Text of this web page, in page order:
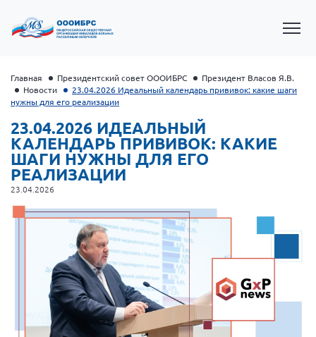
Президент Власов Я.В.
Первый вице-президент Кичигина Н. Ф.
Генеральный директор Матвиевская О.В.
Вице-президент Зрячева Н.В.
Вице-президент Шишлянников Ф.В.
Главная Президентский совет ОООИБРС
Президент Власов Я.В.
Новости
23.04.2026 Идеальный календарь прививок: какие шаги
нужны для его реализации
23.04.2026 ИДЕАЛЬНЫЙ
КАЛЕНДАРЬ ПРИВИВОК: КАКИЕ
ШАГИ НУЖНЫ ДЛЯ ЕГО
РЕАЛИЗАЦИИ
23.04.2026